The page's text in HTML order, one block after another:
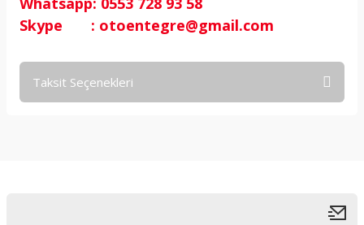
Skype : otoentegre@gmail.com
Taksit Seçenekleri